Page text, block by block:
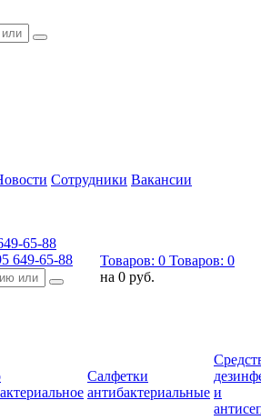
Сотрудники Вакансии
65-88
649-65-88 Товаров: 0 Товаров: 0
на 0 руб.
Салфетки
антибактериальные и